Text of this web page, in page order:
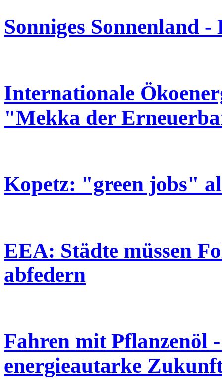
Sonniges Sonnenland
Internationale
"Mekka der
Kopetz: "green jobs"
EEA: Städte müssen
abfedern
Fahren mit Pflanzenöl
energieautarke